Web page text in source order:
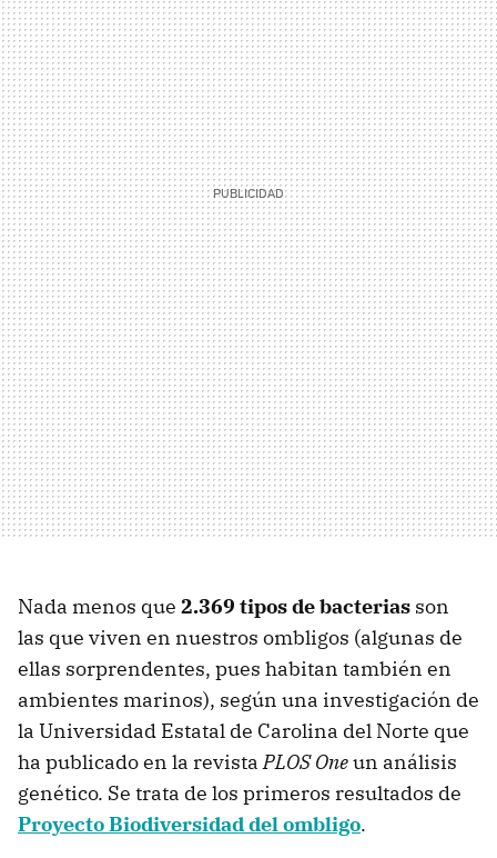
Nada menos que 2.369 tipos de bacterias son
las que viven en nuestros ombligos (algunas de
ellas sorprendentes, pues habitan también en
ambientes marinos), según una investigación de
la Universidad Estatal de Carolina del Norte que
ha publicado en la revistaPLOSOneun análisis
genético. Se trata de los primeros resultados de
Proyecto Biodiversidad del ombligo.